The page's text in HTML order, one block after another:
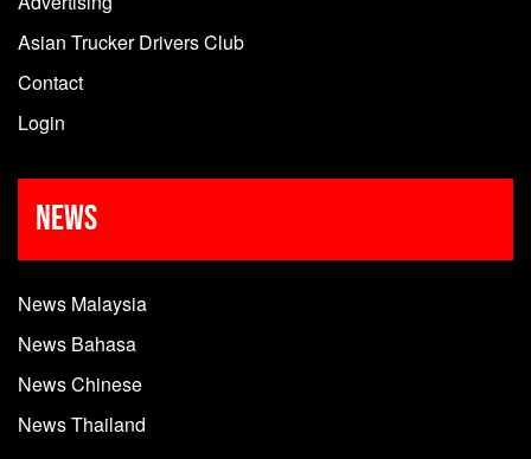
Asian Trucker Drivers Club
Contact
Login
News
News Malaysia
News Bahasa
News Chinese
News Thailand